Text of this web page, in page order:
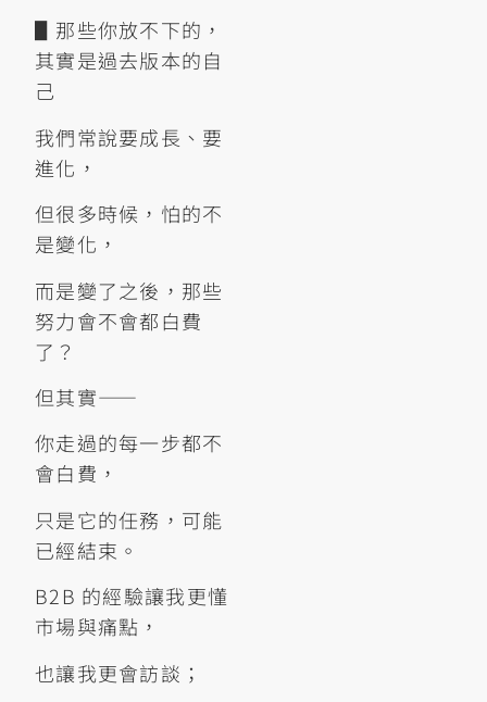
▋那些你放不下的，
其實是過去版本的自
己
我們常說要成長、要
進化，
但很多時候，怕的不
是變化，
而是變了之後，那些
努力會不會都白費
了？
但其實——
你走過的每一步都不
會白費，
只是它的任務，可能
已經結束。
B2B 的經驗讓我更懂
市場與痛點，
也讓我更會訪談；